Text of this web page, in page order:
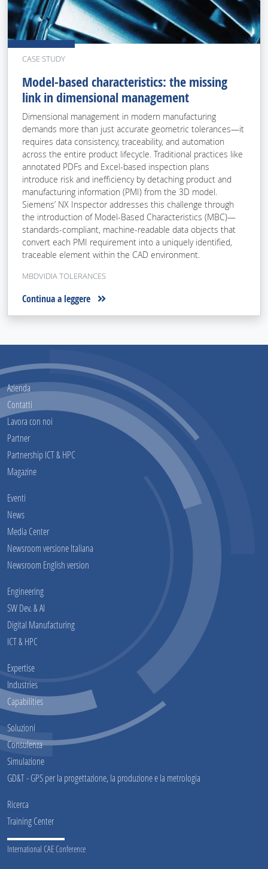
CASE STUDY
Model-based characteristics: the missing
link in dimensional management
Dimensional management in modern manufacturing
demands more than just accurate geometric tolerances—it
requires data consistency, traceability, and automation
across the entire product lifecycle. Traditional practices like
annotated PDFs and Excel-based inspection plans
introduce risk and inefficiency by detaching product and
manufacturing information (PMI) from the 3D model.
Siemens’ NX Inspector addresses this challenge through
the introduction of Model-Based Characteristics (MBC)—
standards-compliant, machine-readable data objects that
convert each PMI requirement into a uniquely identified,
traceable element within the CAD environment.
MBDVIDIA TOLERANCES
Continua a leggere
Azienda
Contatti
Lavora con noi
Partner
Partnership ICT & HPC
Magazine
Eventi
News
Media Center
Newsroom versione Italiana
Newsroom English version
Engineering
SW Dev. & AI
Digital Manufacturing
ICT & HPC
Expertise
Industries
Capabilities
Soluzioni
Consulenza
Simulazione
GD&T - GPS per la progettazione, la produzione e la metrologia
Ricerca
Training Center
International CAE Conference